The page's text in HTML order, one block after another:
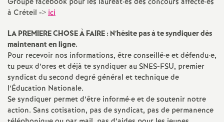
a
l
d
e
s
à Créteil ->ici
LAPREMIERECHOSEÀFAIRE: N’hésite pas à te syndiquer dès
maintenant en ligne.
Pour recevoir nos informations, être conseillé·e et défendu·e,
tu peux d’ores et déjà te syndiquer auSNES-FSU, premier
syndicat du second degré général et technique de
l’Éducation Nationale.
Se syndiquer permet d’être informé·e et de soutenir notre
action. Sans cotisation, pas de syndicat, pas de permanence